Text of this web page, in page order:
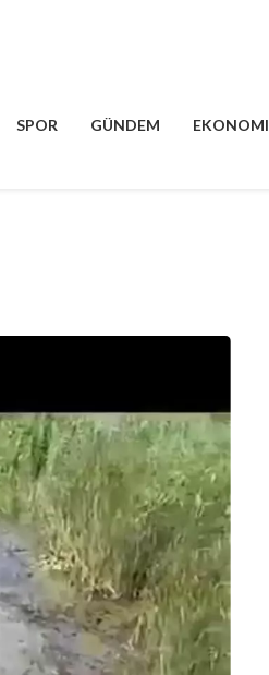
SPOR GÜNDEM EKONOMI